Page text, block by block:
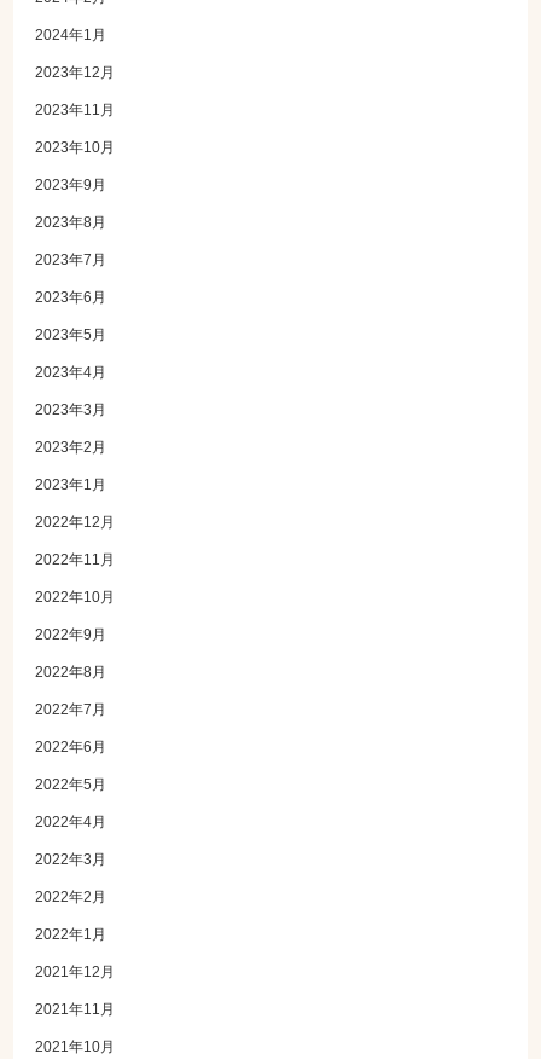
2024年1月
2023年12月
2023年11月
2023年10月
2023年9月
2023年8月
2023年7月
2023年6月
2023年5月
2023年4月
2023年3月
2023年2月
2023年1月
2022年12月
2022年11月
2022年10月
2022年9月
2022年8月
2022年7月
2022年6月
2022年5月
2022年4月
2022年3月
2022年2月
2022年1月
2021年12月
2021年11月
2021年10月